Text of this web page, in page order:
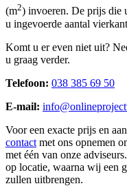
(m2) invoeren. De prijs die
u ingevoerde aantal
Komt u er even niet uit?
u graag verder.
Telefoon: 038 385 69 50
E-mail:
Voor een exacte prijs en
contact met ons opnemen
met één van onze
op locatie, waarna wij een
zullen uitbrengen.